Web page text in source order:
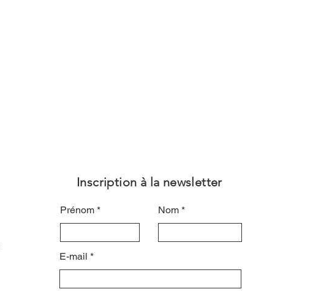
Inscription à la newsletter
Prénom Nom
E-mail